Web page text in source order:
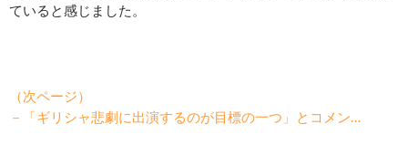
ていると感じました。
（次ページ）
－「ギリシャ悲劇に出演するのが目標の一つ」とコメン…